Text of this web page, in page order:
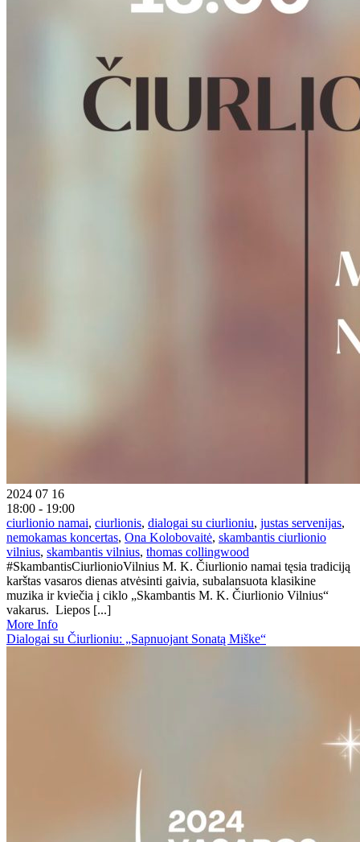
2024 07 16
18:00 - 19:00
ciurlionio namai, ciurlionis, dialogai su ciurlioniu, justas servenijas,
nemokamas koncertas, Ona Kolobovaitė, skambantis ciurlionio
vilnius, skambantis vilnius, thomas collingwood
#SkambantisCiurlionioVilnius M. K. Čiurlionio namai tęsia tradiciją
karštas vasaros dienas atvėsinti gaivia, subalansuota klasikine
muzika ir kviečia į ciklo „Skambantis M. K. Čiurlionio Vilnius“
vakarus. Liepos [...]
More Info
Dialogai su Čiurlioniu: „Sapnuojant Sonatą Miške“